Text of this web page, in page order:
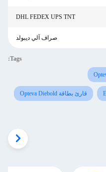
DHL FEDEX UPS TNT
صراف آلي ديبولد
Tags:
قارئ بطاقة Opteva Diebold